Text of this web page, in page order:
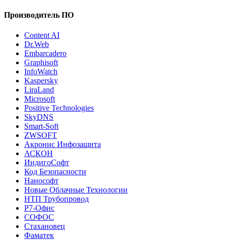
Производитель ПО
Content AI
Dr.Web
Embarcadero
Graphisoft
InfoWatch
Kaspersky
LiraLand
Microsoft
Positive Technologies
SkyDNS
Smart-Soft
ZWSOFT
Акронис Инфозащита
АСКОН
ИндигоСофт
Код Безопасности
Нанософт
Новые Облачные Технологии
НТП Трубопровод
Р7-Офис
СОФОС
Стахановец
Фаматек